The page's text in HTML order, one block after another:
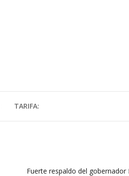
TARIFA:
Fuerte respaldo del